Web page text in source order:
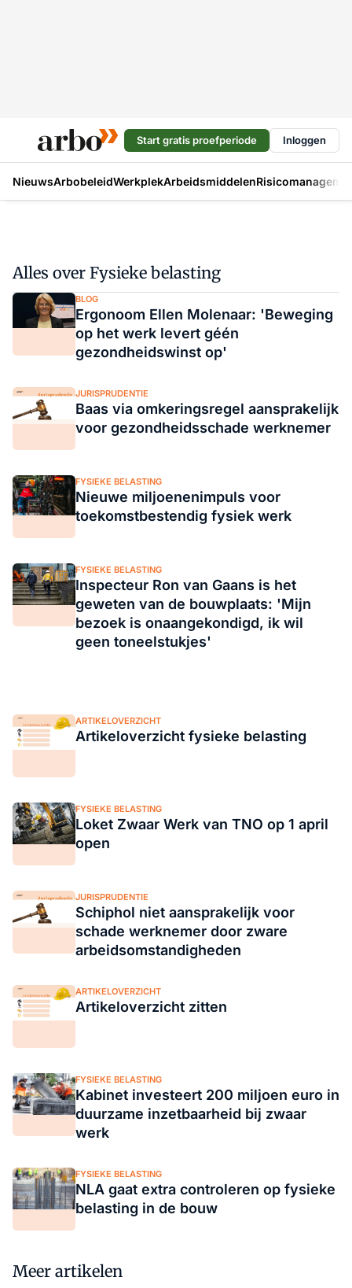
Start gratis proefperiode Inloggen
NieuwsArbobeleidWerkplekArbeidsmiddelen
Alles over Fysieke belasting
BLOG
Ergonoom Ellen Molenaar: 'Beweging
op het werk levert géén
gezondheidswinst op'
JURISPRUDENTIE
Baas via omkeringsregel aansprakelijk
voor gezondheidsschade werknemer
FYSIEKE BELASTING
Nieuwe miljoenenimpuls voor
toekomstbestendig fysiek werk
FYSIEKE BELASTING
Inspecteur Ron van Gaans is het
geweten van de bouwplaats: 'Mijn
bezoek is onaangekondigd, ik wil
geen toneelstukjes'
ARTIKELOVERZICHT
Artikeloverzicht fysieke belasting
FYSIEKE BELASTING
Loket Zwaar Werk van TNO op 1 april
open
JURISPRUDENTIE
Schiphol niet aansprakelijk voor
schade werknemer door zware
arbeidsomstandigheden
ARTIKELOVERZICHT
Artikeloverzicht zitten
FYSIEKE BELASTING
Kabinet investeert 200 miljoen euro in
duurzame inzetbaarheid bij zwaar
werk
FYSIEKE BELASTING
NLA gaat extra controleren op fysieke
belasting in de bouw
Meer artikelen